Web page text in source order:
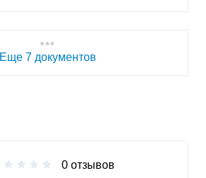
Еще 7 документов
0 отзывов